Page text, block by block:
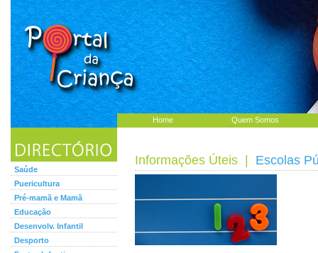
Home Quem Somos
Saúde
Puericultura
Pré-mamã e Mamã
Educação
Desenvolv. Infantil
Desporto
Informações Úteis Escolas